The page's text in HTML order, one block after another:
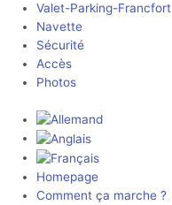
Valet-Parking-Francfort
Navette
Sécurité
Accès
Photos
Homepage
Comment ça marche ?